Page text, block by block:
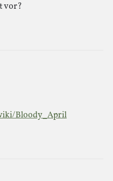
vor?
Bloody_April